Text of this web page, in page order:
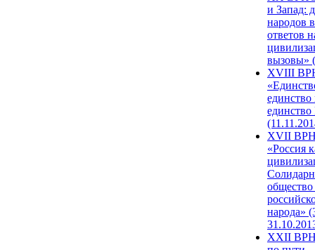
и Запад:
народов
ответов
вызовы»
XVIII
единство
единство
XVII
«Россия
народа»
XXII